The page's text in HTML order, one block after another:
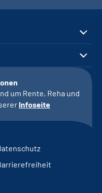
um Rente, Reha und
Infoseite